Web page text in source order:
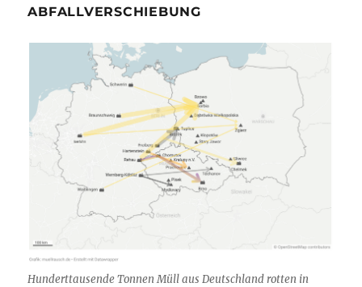
ABFALLVERSCHIEBUNG
Hunderttausende Tonnen Müll aus Deutschland rotten in